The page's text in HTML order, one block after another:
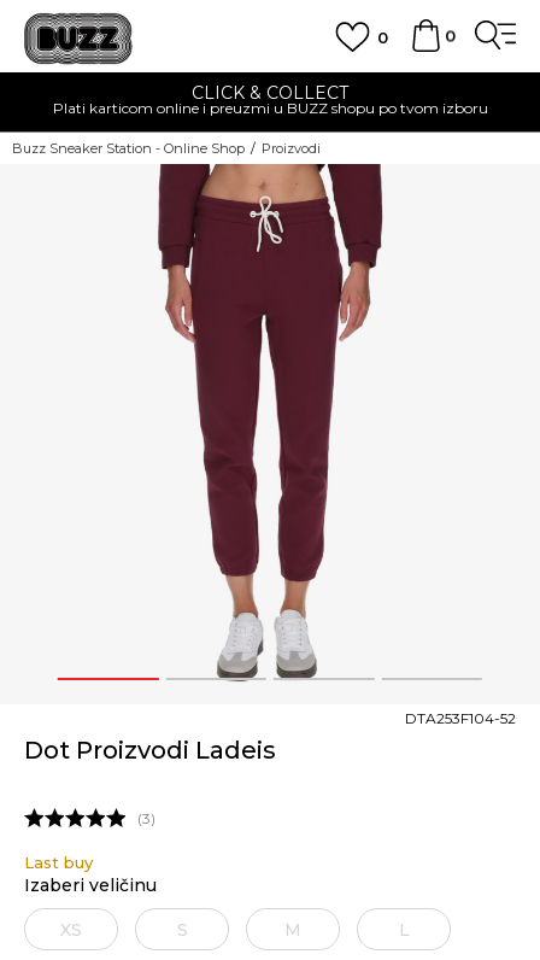
0
0
CLICK & COLLECT
Plati karticom online i preuzmi u BUZZ shopu po tvom izboru
Buzz Sneaker Station - Online Shop Proizvodi
1 2 3 4
Dot Proizvodi Ladeis
DTA253F104-52
3
Last buy
Izaberi veličinu
XS S M L